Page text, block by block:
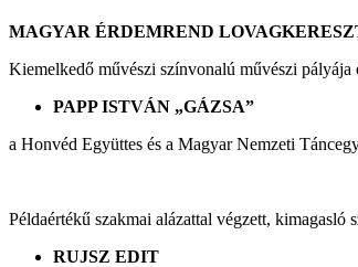
MAGYAR ÉRDEMREND
Kiemelkedő művészi színvonalú művészi pályája
PAPP ISTVÁN „GÁZSA”
a Honvéd Együttes és a Magyar Nemzeti
Példaértékű szakmai alázattal végzett, kimagasló
RUJSZ EDIT